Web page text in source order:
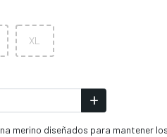
XL
merino diseñados para mantener